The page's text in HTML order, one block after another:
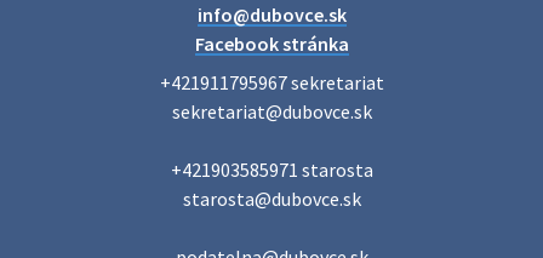
odborníkov Vám pomôžte nájsť riešenie v piatich kľúčových
oblastiach: právo rodina a v…
Voľby do orgánov samosprávnych krajov 2026 V obci
miestnosti je na adrese: Vidovany 175, 908 62 Dubovce –
info@dubovce.sk
Facebook stránka
+421911795967 sekretariat
sekretariat@dubovce.sk
+421903585971 starosta
starosta@dubovce.sk